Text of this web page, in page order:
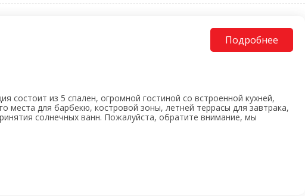
состоит из 5 спален, огромной гостиной со встроенной кухней,
места для барбекю, костровой зоны, летней террасы для завтрака,
солнечных ванн. Пожалуйста, обратите внимание, мы
Подробнее